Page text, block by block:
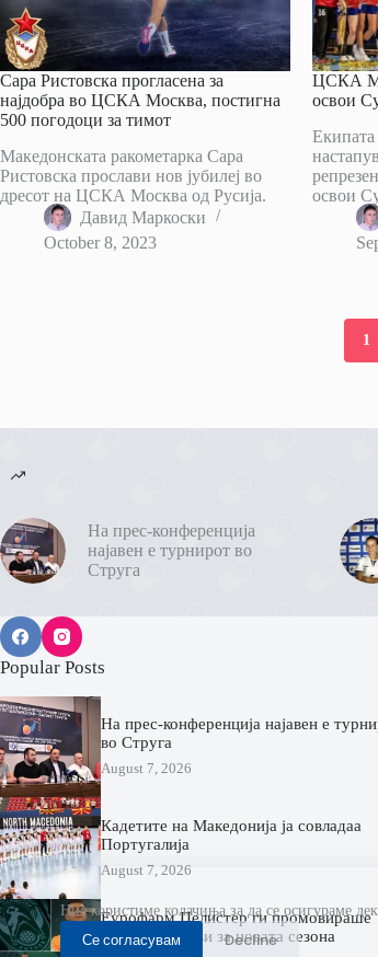
Ние користиме колачиња за да се осигураме
Се согласувам Decline
Сара Ристовска прогласена за
најдобра во ЦСКА Москва, постигна
500 погодоци за тимот
Македонската ракометарка Сара
Ристовска прослави нов јубилеј во
дресот на ЦСКА Москва од Русија.
Давид Маркоски
October 8, 2023
ЦСКА
освои
освои
1
На прес-конференција
најавен е турнирот во
Струга
Popular Posts
На прес-конференција најавен е
во Струга
August 7, 2026
Кадетите на Македонија ја совладаа
Португалија
August 7, 2026
Еурофарм Пелистер ги промовираше
новите дресови за новата сезона